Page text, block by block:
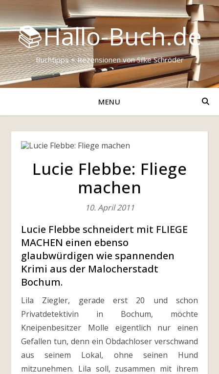
📚Hallo-Buch.de
Buchtipps + Rezensionen von Silke Schröder
MENU
Lucie Flebbe: Fliege
machen
10. April 2011
Lucie Flebbe schneidert mit FLIEGE
MACHEN einen ebenso
glaubwürdigen wie spannenden
Krimi aus der Malocherstadt
Bochum.
Lila Ziegler, gerade erst 20 und schon
Privatdetektivin in Bochum, möchte
Kneipenbesitzer Molle eigentlich nur einen
Gefallen tun, denn ein Obdachloser verschwand
aus seinem Lokal, ohne seinen Hund
mitzunehmen. Lila soll, zusammen mit ihrem